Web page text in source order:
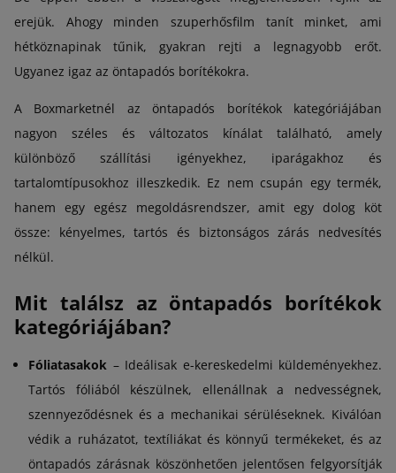
erejük. Ahogy minden szuperhősfilm tanít minket, ami
hétköznapinak tűnik, gyakran rejti a legnagyobb erőt.
Ugyanez igaz az öntapadós borítékokra.
A Boxmarketnél az öntapadós borítékok kategóriájában
nagyon széles és változatos kínálat található, amely
különböző szállítási igényekhez, iparágakhoz és
tartalomtípusokhoz illeszkedik. Ez nem csupán egy termék,
hanem egy egész megoldásrendszer, amit egy dolog köt
össze: kényelmes, tartós és biztonságos zárás nedvesítés
nélkül.
Mit találsz az öntapadós borítékok
kategóriájában?
Fóliatasakok – Ideálisak e-kereskedelmi küldeményekhez.
Tartós fóliából készülnek, ellenállnak a nedvességnek,
szennyeződésnek és a mechanikai sérüléseknek. Kiválóan
védik a ruházatot, textíliákat és könnyű termékeket, és az
öntapadós zárásnak köszönhetően jelentősen felgyorsítják